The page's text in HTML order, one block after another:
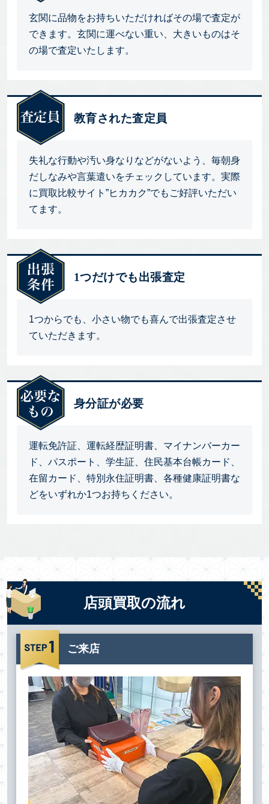
玄関に品物をお持ちいただければその場で査定が
できます。玄関に運べない重い、大きいものはそ
の場で査定いたします。
教育された査定員
失礼な行動や汚い身なりなどがないよう、毎朝身
だしなみや言葉遣いをチェックしています。実際
に買取比較サイト”ヒカカク”でもご好評いただい
てます。
1つだけでも出張査定
1つからでも、小さい物でも喜んで出張査定させ
ていただきます。
身分証が必要
運転免許証、運転経歴証明書、マイナンバーカー
ド、パスポート、学生証、住民基本台帳カード、
在留カード、特別永住証明書、各種健康証明書な
どをいずれか1つお持ちください。
店頭買取の流れ
ご来店